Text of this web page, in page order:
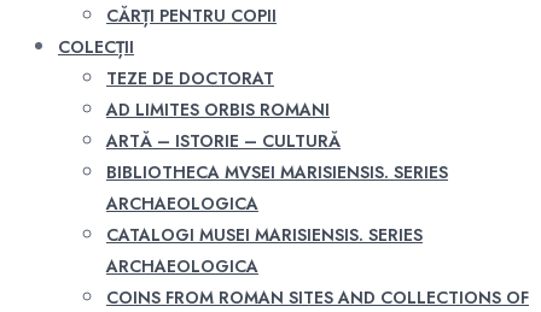
CĂRȚI PENTRU COPII
COLECȚII
TEZE DE DOCTORAT
AD LIMITES ORBIS ROMANI
ARTĂ – ISTORIE – CULTURĂ
BIBLIOTHECA MVSEI MARISIENSIS. SERIES
ARCHAEOLOGICA
CATALOGI MUSEI MARISIENSIS. SERIES
ARCHAEOLOGICA
COINS FROM ROMAN SITES AND COLLECTIONS OF